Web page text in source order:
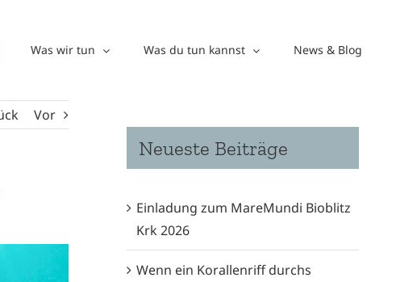
Was wir tun Was du tun kannst News & Blog
Vor
Neueste Beiträge
Einladung zum MareMundi Bioblitz
Krk 2026
Wenn ein Korallenriff durchs